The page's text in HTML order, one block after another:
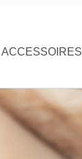
ACCESSOIRES